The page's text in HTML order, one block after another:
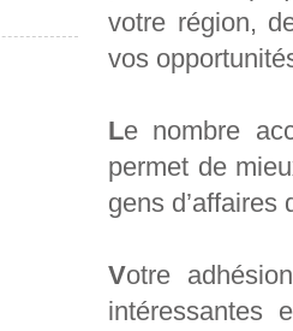
votre région,
vos
Le nombre
permet de
gens
Votre
intéressantes